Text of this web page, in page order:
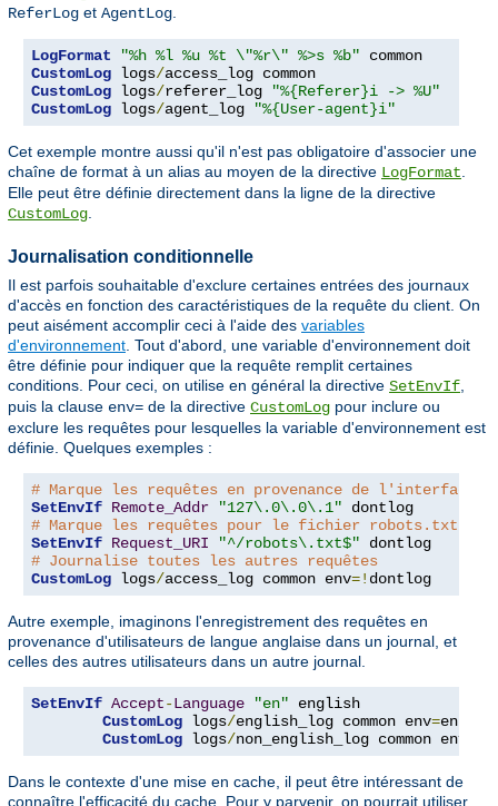
ReferLog et AgentLog.
LogFormat "%h %l %u %t \"%r\" %>s %b"
CustomLog logs/
CustomLog logs/referer_log
"%{Referer}i -> %U"
CustomLog logs/agent_log "%{User-agent}i"
Cet exemple montre aussi qu'il n'est pas obligatoire d'associer une
chaîne de format à un alias au moyen de la directive LogFormat.
Elle peut être définie directement dans la ligne de la directive
CustomLog.
Journalisation conditionnelle
Il est parfois souhaitable d'exclure certaines entrées des journaux
d'accès en fonction des caractéristiques de la requête du client. On
peut aisément accomplir ceci à l'aide des variables
d'environnement . Tout d'abord, une variable d'environnement doit
être définie pour indiquer que la requête remplit certaines
conditions. Pour ceci, on utilise en général la directive SetEnvIf
puis la clause env= de la directive CustomLog pour inclure ou
exclure les requêtes pour lesquelles la variable d'environnement est
définie. Quelques exemples :
# Marque les requêtes en provenance de l'interface
SetEnvIf Remote_Addr "127\.0\.0\.1"
# Marque les requêtes pour le fichier robots.txt
SetEnvIf Request_URI "^/robots\.txt$"
# Journalise toutes les autres requêtes
CustomLog logs/access_log common env=! dontlog
Autre exemple, imaginons l'enregistrement des requêtes en
provenance d'utilisateurs de langue anglaise dans un journal, et
celles des autres utilisateurs dans un autre journal.
SetEnvIf Accept-Language "en" english
CustomLog logs/english_log common env=
CustomLog logs/non_english_log common env
Dans le contexte d'une mise en cache, il peut être intéressant de
connaître l'efficacité du cache. Pour y parvenir, on pourrait utiliser